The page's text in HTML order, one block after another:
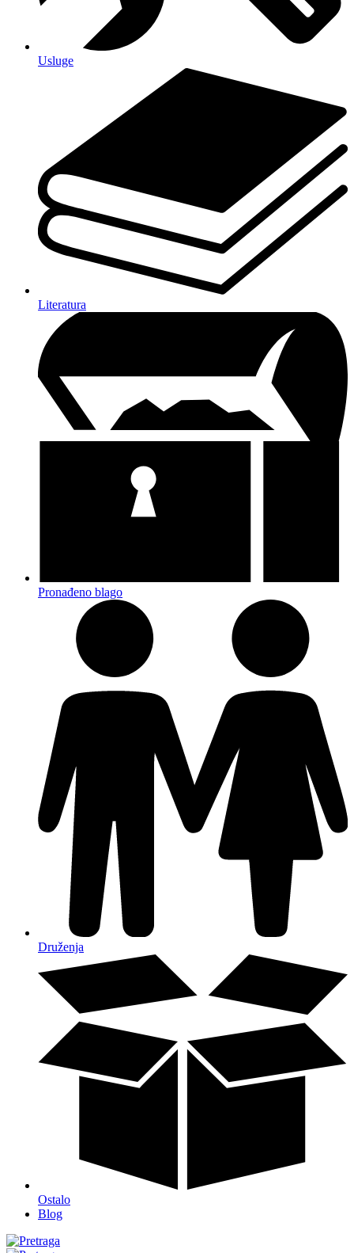
Usluge
Literatura
Pronađeno blago
Druženja
Ostalo
Blog